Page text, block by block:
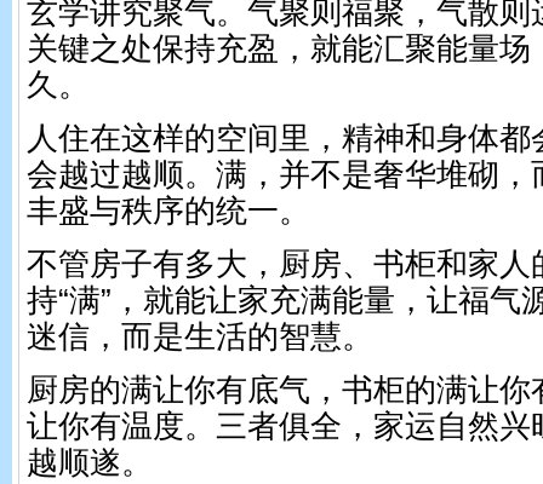
玄学讲究聚气。气聚则福聚，气散则
关键之处保持充盈，就能汇聚能量
久。
人住在这样的空间里，精神和身体
会越过越顺。满，并不是奢华堆砌，
丰盛与秩序的统一。
不管房子有多大，厨房、书柜和家人
持“满”，就能让家充满能量，让福气
迷信，而是生活的智慧。
厨房的满让你有底气，书柜的满让
让你有温度。三者俱全，家运自然兴
越顺遂。